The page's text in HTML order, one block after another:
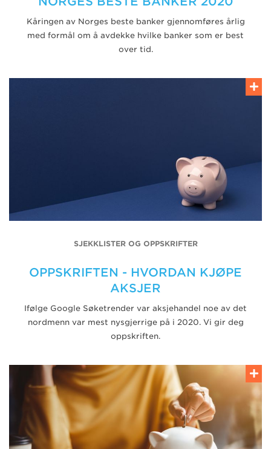
Kåringen av Norges beste banker gjennomføres årlig
med formål om å avdekke hvilke banker som er best
over tid.
SJEKKLISTER OG OPPSKRIFTER
OPPSKRIFTEN - HVORDAN KJØPE
AKSJER
Ifølge Google Søketrender var aksjehandel noe av det
nordmenn var mest nysgjerrige på i 2020. Vi gir deg
oppskriften.